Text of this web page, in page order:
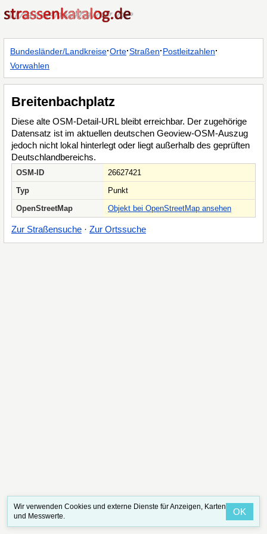
Bundesländer/Landkreise·Orte·Straßen·Postleitzahlen·
Vorwahlen
Breitenbachplatz
Diese alte OSM-Detail-URL bleibt erreichbar. Der zugehörige
Datensatz ist im aktuellen deutschen Geoview-OSM-Auszug
jedoch nicht lokal hinterlegt oder liegt außerhalb des geprüften
Deutschlandbereichs.
OSM-ID
26627421
Typ
Punkt
OpenStreetMap
Objekt bei OpenStreetMap ansehen
Zur Straßensuche · Zur Ortssuche
Wir verwenden Cookies und externe Dienste für Anzeigen, Karten
und Messwerte.
OK